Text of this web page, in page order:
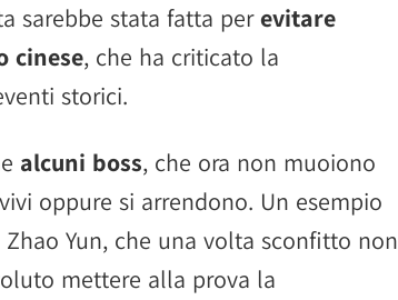
sarebbe stata fatta perevitare
cinese, che ha criticato la
storici.
alcuni boss, che ora non muoiono
oppure si arrendono. Un esempio
Yun, che una volta sconfitto non
mettere alla prova la